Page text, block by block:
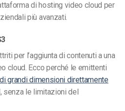
di hosting video cloud per
più avanzati.
per l’aggiunta di contenuti a una
cloud. Ecco perché le emittenti
grandi dimensioni direttamente
senza le limitazioni del